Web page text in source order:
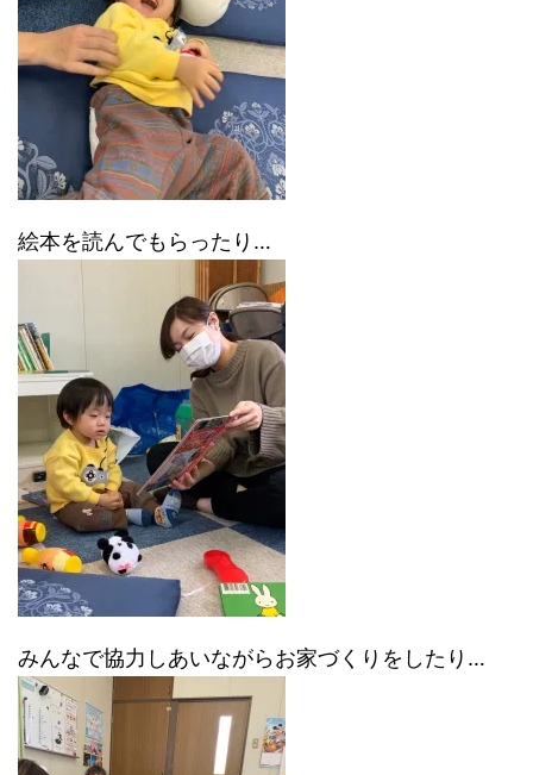
絵本を読んでもらったり…
みんなで協力しあいながらお家づくりをしたり…